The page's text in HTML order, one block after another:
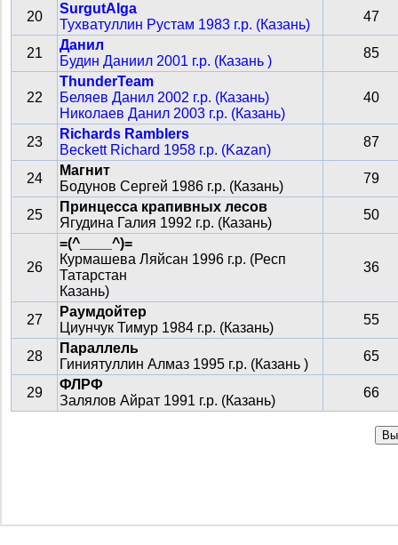
20
SurgutAlga
Тухватуллин Рустам 1983 г.р. (Казань)
47
21
Данил
Будин Даниил 2001 г.р. (Казань )
85
22
ThunderTeam
Беляев Данил 2002 г.р. (Казань)
Николаев Данил 2003 г.р. (Казань)
40
23
Richards Ramblers
Beckett Richard 1958 г.р. (Kazan)
87
24
Магнит
Бодунов Сергей 1986 г.р. (Казань)
79
25
Принцесса крапивных лесов
Ягудина Галия 1992 г.р. (Казань)
50
26
=(^____^)=
Курмашева Ляйсан 1996 г.р. (Респ
Татарстан
Казань)
36
27
Раумдойтер
Циунчук Тимур 1984 г.р. (Казань)
55
28
Параллель
Гиниятуллин Алмаз 1995 г.р. (Казань )
65
29
ФЛРФ
Залялов Айрат 1991 г.р. (Казань)
66